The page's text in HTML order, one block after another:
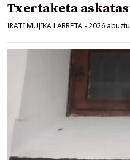
Txertaketa
IRATI MUJIKA LARRETA - 2026